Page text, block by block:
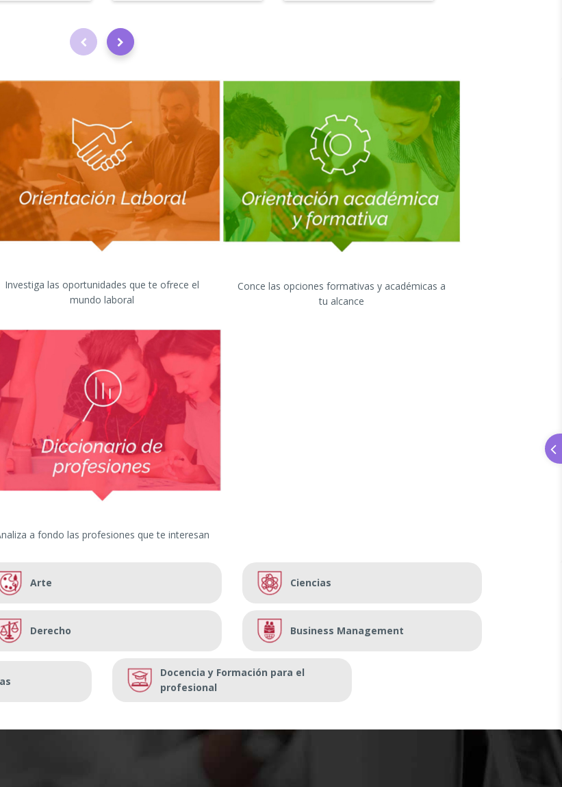
Investiga las oportunidades que te ofrece el
mundo laboral
Conce las opciones formativas y académicas a
tu alcance
a fondo las profesiones que te interesan
Arte Ciencias
Derecho Business Management
Docencia y Formación para el
profesional